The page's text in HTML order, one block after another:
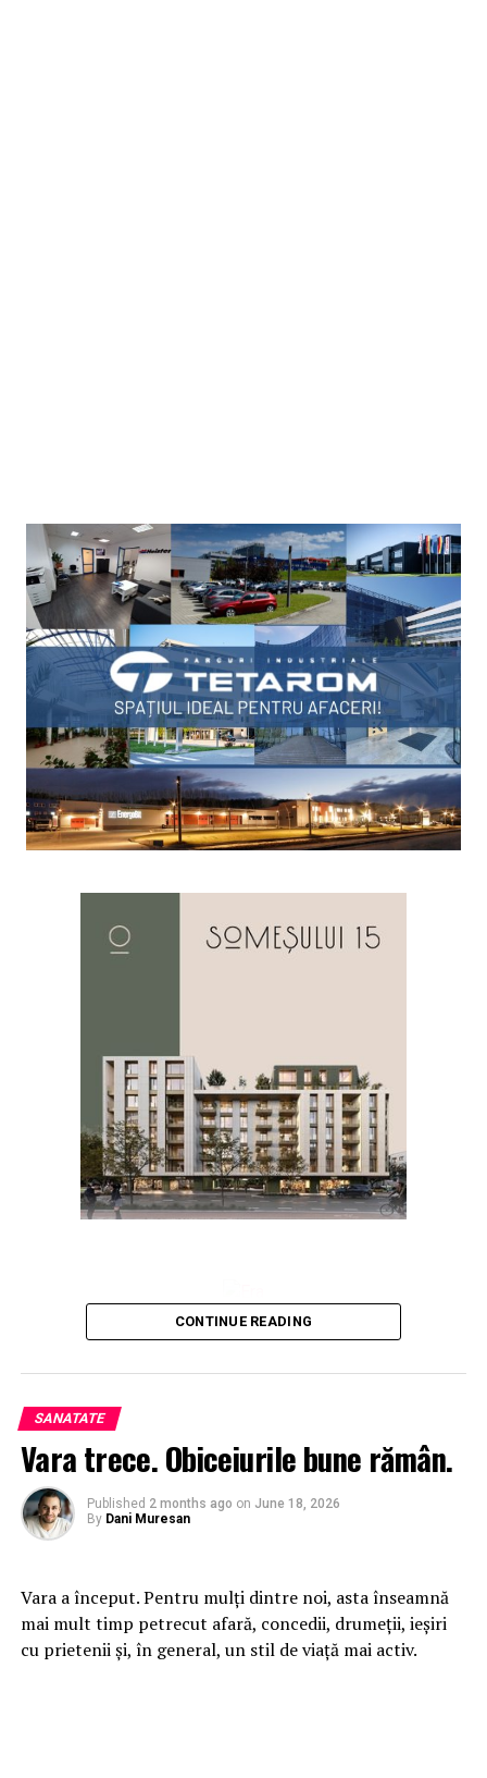
CONTINUE READING
SANATATE
Vara trece. Obiceiurile bune rămân.
Published 2 months ago on June 18, 2026
By Dani Muresan
Vara a început. Pentru mulți dintre noi, asta înseamnă
mai mult timp petrecut afară, concedii, drumeții, ieșiri
cu prietenii și, în general, un stil de viață mai activ.